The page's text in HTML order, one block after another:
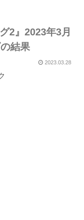
2』2023年3月
結果
2023.03.28